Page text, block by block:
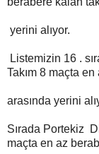
yerini alıyor.
Listemizin 16 .
Takım 8 maçta
arasında yerini
Sırada Portekiz
maçta en az